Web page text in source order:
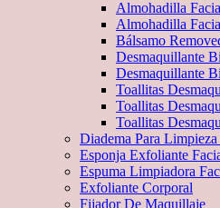
Almohadilla
Almohadilla
Bálsamo
Desmaquillante
Desmaquillante
Toallitas
Toallitas
Toallitas
Diadema Para Limpieza
Esponja Exfoliante
Espuma Limpiadora
Exfoliante Corporal
Fijador De Maquillaje